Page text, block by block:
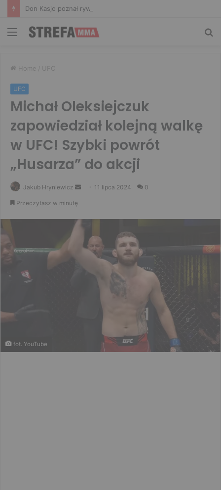
Menu
Home / UFC
UFC
Michał Oleksiejczuk
zapowiedział kolejną walkę
w UFC! Szybki powrót
„Husarza” do akcji
Jakub Hryniewicz
Send 11 lipca 2024 0
Przeczytasz w minutę
fot. YouTube